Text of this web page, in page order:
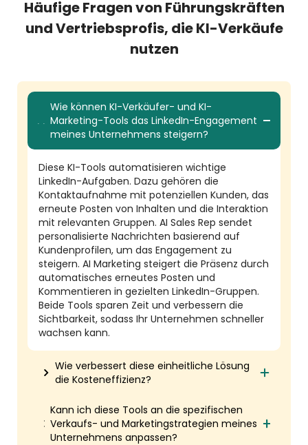
Häufige Fragen von Führungskräften
und Vertriebsprofis, die KI-Verkäufe
nutzen
Wie können KI-Verkäufer- und KI-
Marketing-Tools das LinkedIn-Engagement
meines Unternehmens steigern?
Diese KI-Tools automatisieren wichtige
LinkedIn-Aufgaben. Dazu gehören die
Kontaktaufnahme mit potenziellen Kunden, das
erneute Posten von Inhalten und die Interaktion
mit relevanten Gruppen. AI Sales Rep sendet
personalisierte Nachrichten basierend auf
Kundenprofilen, um das Engagement zu
steigern. AI Marketing steigert die Präsenz durch
automatisches erneutes Posten und
Kommentieren in gezielten LinkedIn-Gruppen.
Beide Tools sparen Zeit und verbessern die
Sichtbarkeit, sodass Ihr Unternehmen schneller
wachsen kann.
Wie verbessert diese einheitliche Lösung
die Kosteneffizienz?
Kann ich diese Tools an die spezifischen
Verkaufs- und Marketingstrategien meines
Unternehmens anpassen?